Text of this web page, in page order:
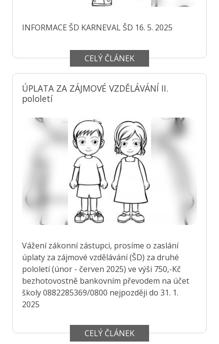
INFORMACE ŠD KARNEVAL ŠD 16. 5. 2025
CELÝ ČLÁNEK
ÚPLATA ZA ZÁJMOVÉ VZDĚLÁVÁNÍ II.
pololetí
Vážení zákonní zástupci, prosíme o zaslání
úplaty za zájmové vzdělávání (ŠD) za druhé
pololetí (únor - červen 2025) ve výši 750,-Kč
bezhotovostně bankovním převodem na účet
školy 0882285369/0800 nejpozději do 31. 1.
2025
CELÝ ČLÁNEK